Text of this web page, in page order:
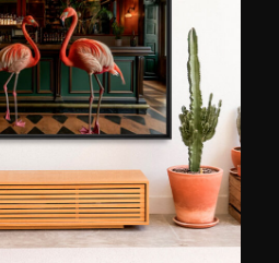
Le Diascorn und